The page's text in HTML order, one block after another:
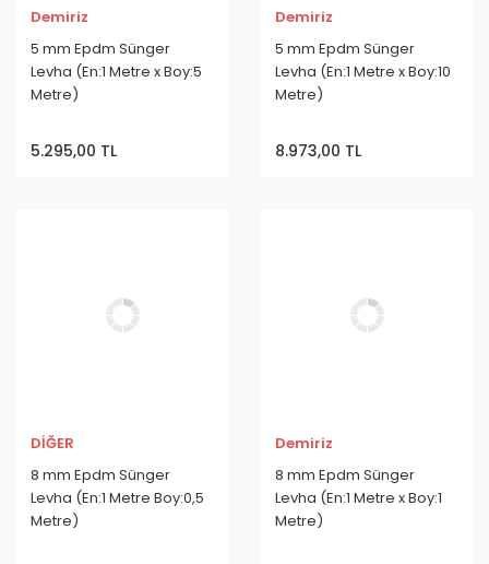
Demiriz
5 mm Epdm Sünger
Levha (En:1 Metre x Boy:5
Metre)
5.295,00 TL
Demiriz
5 mm Epdm Sünger
Levha (En:1 Metre x Boy:10
Metre)
8.973,00 TL
DİĞER
8 mm Epdm Sünger
Levha (En:1 Metre Boy:0,5
Metre)
Demiriz
8 mm Epdm Sünger
Levha (En:1 Metre x Boy:1
Metre)